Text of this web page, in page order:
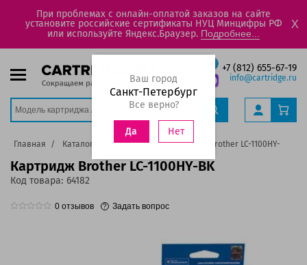
При проблемах с онлайн-оплатой заказов на сайте
установите российские сертификаты НУЦ Минцифры РФ
или используйте Яндекс.Браузер. Подробнее...
X
+7 (812) 655-67-19
info@cartridge.ru
Ваш город
Санкт-Петербург
Все верно?
Да Нет
Главная Каталог Картриджи Картридж Brother LC-1100HY-BK
Картридж Brother LC-1100HY-BK
Код товара: 64182
0 отзывов Задать вопрос